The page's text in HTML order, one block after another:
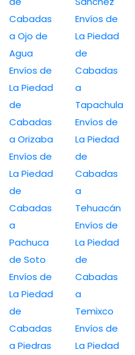
Cabadas
a Ojo de
Agua
Envíos de
La Piedad
de
Cabadas
a Orizaba
Envíos de
La Piedad
de
Cabadas
a
Pachuca
de Soto
Envíos de
La Piedad
de
Cabadas
a Piedras
Envíos de
La Piedad
de
Cabadas
a
Tapachula
Envíos de
La Piedad
de
Cabadas
a
Tehuacán
Envíos de
La Piedad
de
Cabadas
a
Temixco
Envíos de
La Piedad